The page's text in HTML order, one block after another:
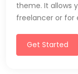
theme. It allows
freelancer or for
Get Started